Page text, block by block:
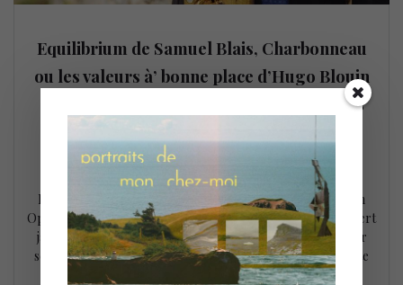
Equilibrium de Samuel Blais, Charbonneau
ou les valeurs à’ bonne place d’Hugo Blouin
et Gentiane MG remportent des prix Opus
21 janvier 2020
Parmi les gagnants des prix Opus soulignons l’album
Equilibrium du saxophoniste Samuel Blais qui remporte un
Opus pour l’Album de l’année en jazz. L’Opus pour le Concert
jazz de l’année reviens au contrebassiste Hugo Blouin pour
son Charbonneau ou les valeurs à’ bonne place et la pianiste
Gentiane MG est la Découverte de l’année. Bravo!…